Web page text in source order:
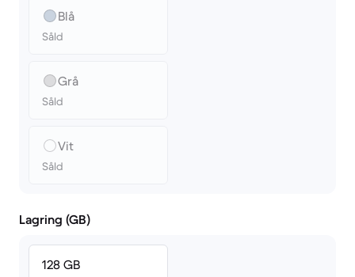
Blå
Såld
Grå
Såld
Vit
Såld
Lagring (GB)
128 GB